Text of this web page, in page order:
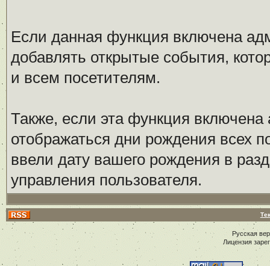
Если данная функция включена
добавлять открытые события,
и всем посетителям.
Также, если эта функция
отображаться дни рождения всех
ввели дату вашего рождения в
управления пользователя.
Русская
Лицензия